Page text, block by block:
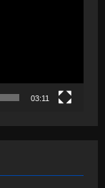
03:11